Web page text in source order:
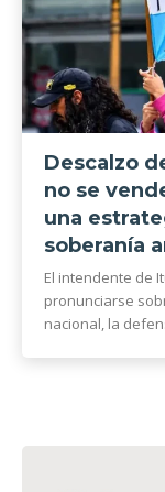
Descalzo
no se
una
soberanía
El intendente de
pronunciarse
nacional, la